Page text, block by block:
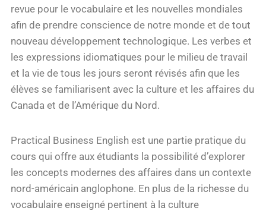
revue pour le vocabulaire et les nouvelles mondiales
afin de prendre conscience de notre monde et de tout
nouveau développement technologique. Les verbes et
les expressions idiomatiques pour le milieu de travail
et la vie de tous les jours seront révisés afin que les
élèves se familiarisent avec la culture et les affaires du
Canada et de l’Amérique du Nord.
Practical Business English est une partie pratique du
cours qui offre aux étudiants la possibilité d’explorer
les concepts modernes des affaires dans un contexte
nord-américain anglophone. En plus de la richesse du
vocabulaire enseigné pertinent à la culture